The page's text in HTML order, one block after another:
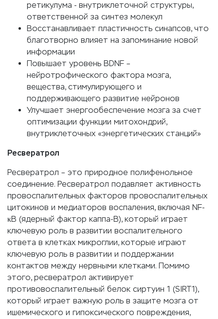
ретикулума - внутриклеточной структуры,
ответственной за синтез молекул
Восстанавливает пластичность синапсов, что
благотворно влияет на запоминание новой
информации
Повышает уровень BDNF –
нейротрофического фактора мозга,
вещества, стимулирующего и
поддерживающего развитие нейронов
Улучшает энергообеспечение мозга за счет
оптимизации функции митохондрий,
внутриклеточных «энергетических станций»
Ресвератрол
Ресвератрол – это природное полифенольное
соединение. Ресвератрол подавляет активность
провоспалительных факторов провоспалительных
цитокинов и медиаторов воспаления, включая NF-
κB (ядерный фактор каппа-В), который играет
ключевую роль в развитии воспалительного
ответа в клетках микроглии, которые играют
ключевую роль в развитии и поддержании
контактов между нервными клетками. Помимо
этого, ресвератрол активирует
противовоспалительный белок сиртуин 1 (SIRT1),
который играет важную роль в защите мозга от
ишемического и гипоксического повреждения,